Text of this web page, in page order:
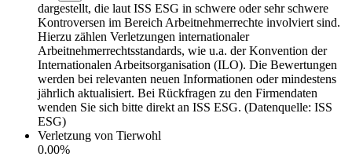
dargestellt, die laut ISS ESG in schwere oder sehr schwere
Kontroversen im Bereich Arbeitnehmerrechte involviert sind.
Hierzu zählen Verletzungen internationaler
Arbeitnehmerrechtsstandards, wie u.a. der Konvention der
Internationalen Arbeitsorganisation (ILO). Die Bewertungen
werden bei relevanten neuen Informationen oder mindestens
jährlich aktualisiert. Bei Rückfragen zu den Firmendaten
wenden Sie sich bitte direkt an ISS ESG. (Datenquelle: ISS
ESG)
Verletzung von Tierwohl
0.00%